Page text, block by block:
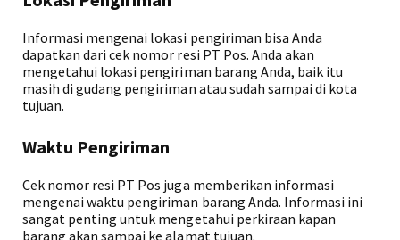
Informasi mengenai lokasi pengiriman bisa Anda
dapatkan dari cek nomor resi PT Pos. Anda akan
mengetahui lokasi pengiriman barang Anda, baik itu
masih di gudang pengiriman atau sudah sampai di kota
tujuan.
Waktu Pengiriman
Cek nomor resi PT Pos juga memberikan informasi
mengenai waktu pengiriman barang Anda. Informasi ini
sangat penting untuk mengetahui perkiraan kapan
barang akan sampai ke alamat tujuan.